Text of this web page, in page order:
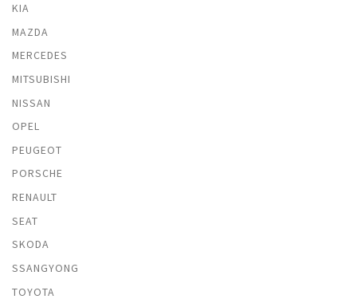
KIA
MAZDA
MERCEDES
MITSUBISHI
NISSAN
OPEL
PEUGEOT
PORSCHE
RENAULT
SEAT
SKODA
SSANGYONG
TOYOTA